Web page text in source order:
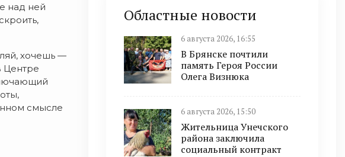
над ней
хочешь —
Центре
смысле
Областные новости
6 августа 2026, 16:55
В Брянске почтили
память Героя России
Олега Визнюка
6 августа 2026, 15:50
Жительница Унечского
района заключила
социальный контракт